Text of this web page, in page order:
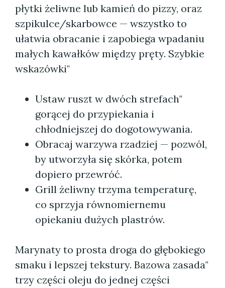
płytki żeliwne lub kamień do pizzy, oraz
szpikulce/skarbowce — wszystko to
ułatwia obracanie i zapobiega wpadaniu
małych kawałków między pręty. Szybkie
wskazówki"
Ustaw ruszt w dwóch strefach"
gorącej do przypiekania i
chłodniejszej do dogotowywania.
Obracaj warzywa rzadziej — pozwól,
by utworzyła się skórka, potem
dopiero przewróć.
Grill żeliwny trzyma temperaturę,
co sprzyja równomiernemu
opiekaniu dużych plastrów.
Marynaty to prosta droga do głębokiego
smaku i lepszej tekstury. Bazowa zasada"
trzy części oleju do jednej części